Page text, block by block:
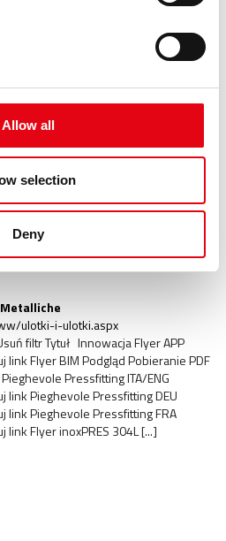
Allow all
selection
Deny
para.aspx
„STEAM
ulotki-i-ulotki.aspx
filtr Tytuł Innowacja Flyer APP
link Flyer BIM Podgląd Pobieranie PDF
Pressfitting ITA/ENG
link Pieghevole Pressfitting DEU
link Pieghevole Pressfitting FRA
Flyer inoxPRES 304L [...]